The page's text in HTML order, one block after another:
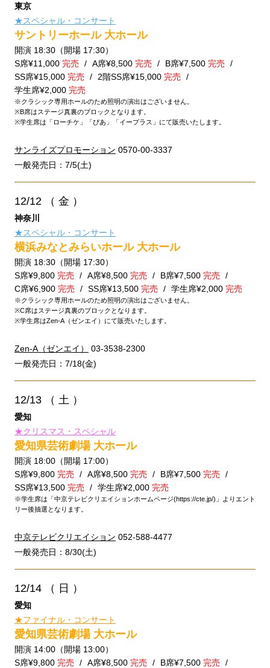
東京
★スペシャル・コンサート
サントリーホール 大ホール
開演 18:30（開場 17:30）
S席¥11,000 完売 A席¥8,500 完売 B席¥7,500 完売
SS席¥15,000 完売 2階SS席¥15,000 完売
学生席¥2,000 完売
※クラシック専用ホールのため照明の演出はございません。
※B席はステージ真裏のブロックとなります。
※学生席は「ローチケ」「ぴあ」「イープラス」にて販売いたします。
サンライズプロモーション 0570-00-3337
一般発売日：7/5(土)
12/12 （ 金 ）
神奈川
★スペシャル・コンサート
横浜みなとみらいホール 大ホール
開演 18:30（開場 17:30）
S席¥9,800 完売 A席¥8,500 完売 B席¥7,500 完売
C席¥6,900 完売 SS席¥13,500 完売 学生席¥2,000 完売
※クラシック専用ホールのため照明の演出はございません。
※C席はステージ真裏のブロックとなります。
※学生席はZen-A（ゼンエイ）にて販売いたします。
Zen-A（ゼンエイ）
03-3538-2300
一般発売日：7/18(金)
12/13 （ 土 ）
愛知
★クリスマス・スペシャル
愛知県芸術劇場 大ホール
開演 18:00（開場 17:00）
S席¥9,800 完売 A席¥8,500 完売 B席¥7,500 完売
SS席¥13,500 完売 学生席¥2,000 完売
※学生席は「中京テレビクリエイションホームページ(https://cte.jp/)」よりエント
リー後抽選となります。
中京テレビクリエイション 052-588-4477
一般発売日：8/30(土)
12/14 （ 日 ）
愛知
★ファイナル・コンサート
愛知県芸術劇場 大ホール
開演 14:00（開場 13:00）
S席¥9,800 完売 A席¥8,500 完売 B席¥7,500 完売